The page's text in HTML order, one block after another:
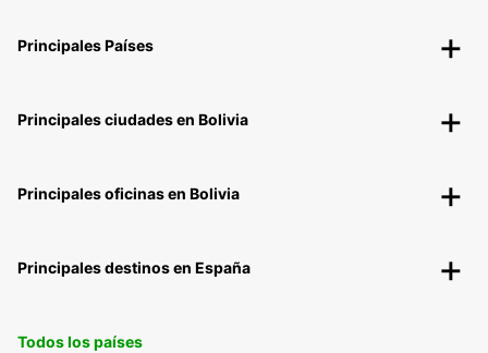
Principales Países
Principales ciudades en Bolivia
Principales oficinas en Bolivia
Principales destinos en España
Todos los países